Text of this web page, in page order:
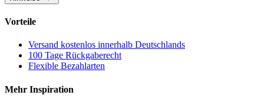
Vorteile
Versand kostenlos innerhalb Deutschlands
100 Tage Rückgaberecht
Flexible Bezahlarten
Mehr Inspiration